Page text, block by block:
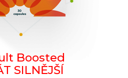
Boosted
SILNĚJŠÍ